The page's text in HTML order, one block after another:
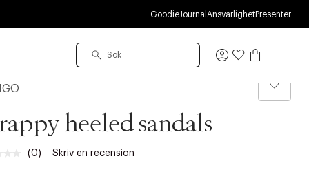
GoodieJournal AnsvarlighetPresenter
Logga
heeled sandals
Inget
(0) Skriv en recension